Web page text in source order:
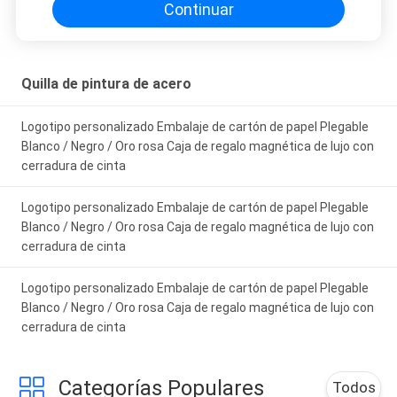
spot makes all the difference. No more eye
4's visual clarity is fantastic once you dial in the
smooth, and finding that sweet spot makes all
the difference. No more eye strain during long
sessions. Highly r
Continuar
Quilla de pintura de acero
Logotipo personalizado Embalaje de cartón de papel Plegable
Blanco / Negro / Oro rosa Caja de regalo magnética de lujo con
cerradura de cinta
Logotipo personalizado Embalaje de cartón de papel Plegable
Blanco / Negro / Oro rosa Caja de regalo magnética de lujo con
cerradura de cinta
Logotipo personalizado Embalaje de cartón de papel Plegable
Blanco / Negro / Oro rosa Caja de regalo magnética de lujo con
cerradura de cinta
Categorías Populares Todos